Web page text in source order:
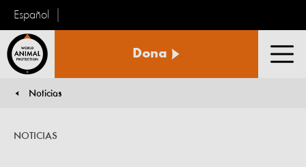
Español
Animal
Dona
Noticias
NOTICIAS